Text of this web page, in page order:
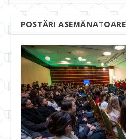
POSTĂRI ASEMĂNATOARE